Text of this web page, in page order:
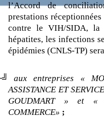
l’Accord de
prestations
contre le VIH/SIDA, la
hépatites, les infections
épidémies (CNLS-TP)
aux entreprises «
ASSISTANCE ET
GOUDMART » et «
COMMERCE» ;